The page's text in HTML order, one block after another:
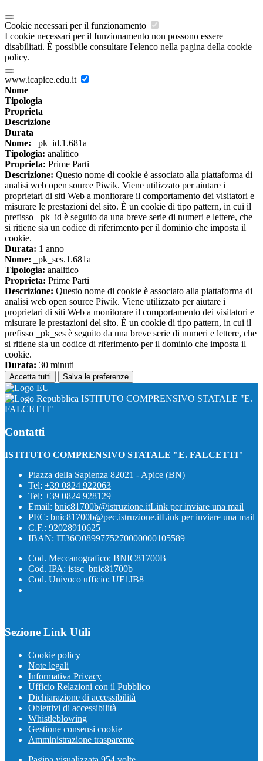
Cookie necessari per il funzionamento
I cookie necessari per il funzionamento non possono essere
disabilitati. È possibile consultare l'elenco nella pagina della cookie
policy.
www.icapice.edu.it
Nome
Tipologia
Proprieta
Descrizione
Durata
Nome: _pk_id.1.681a
Tipologia: analitico
Proprieta: Prime Parti
Descrizione: Questo nome di cookie è associato alla piattaforma di
analisi web open source Piwik. Viene utilizzato per aiutare i
proprietari di siti Web a monitorare il comportamento dei visitatori e
misurare le prestazioni del sito. È un cookie di tipo pattern, in cui il
prefisso _pk_id è seguito da una breve serie di numeri e lettere, che
si ritiene sia un codice di riferimento per il dominio che imposta il
cookie.
Durata: 1 anno
Nome: _pk_ses.1.681a
Tipologia: analitico
Proprieta: Prime Parti
Descrizione: Questo nome di cookie è associato alla piattaforma di
analisi web open source Piwik. Viene utilizzato per aiutare i
proprietari di siti Web a monitorare il comportamento dei visitatori e
misurare le prestazioni del sito. È un cookie di tipo pattern, in cui il
prefisso _pk_ses è seguito da una breve serie di numeri e lettere, che
si ritiene sia un codice di riferimento per il dominio che imposta il
cookie.
Durata: 30 minuti
Accetta tutti Salva le preferenze
ISTITUTO COMPRENSIVO STATALE "E.
FALCETTI"
Contatti
ISTITUTO COMPRENSIVO STATALE "E. FALCETTI"
Piazza della Sapienza 82021 - Apice (BN)
Tel: +39 0824 922063
Tel: +39 0824 928129
Email: bnic81700b@istruzione.itLink per inviare una mail
PEC: bnic81700b@pec.istruzione.itLink per inviare una mail
C.F.: 92028910625
IBAN: IT36O0899775270000000105589
Cod. Meccanografico: BNIC81700B
Cod. IPA: istsc_bnic81700b
Cod. Univoco ufficio: UF1JB8
Sezione Link Utili
Cookie policy
Note legali
Informativa Privacy
Ufficio Relazioni con il Pubblico
Dichiarazione di accessibilità
Obiettivi di accessibilità
Whistleblowing
Gestione consensi cookie
Amministrazione trasparente